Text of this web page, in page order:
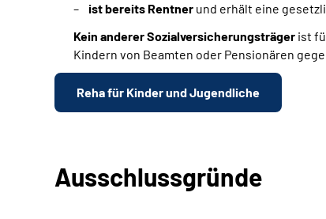
ist bereits Rentner und erhält eine
Kein anderer Sozialversicherungsträger ist
Kindern von Beamten oder Pensionären
Reha für Kinder und Jugendliche
Ausschlussgründe